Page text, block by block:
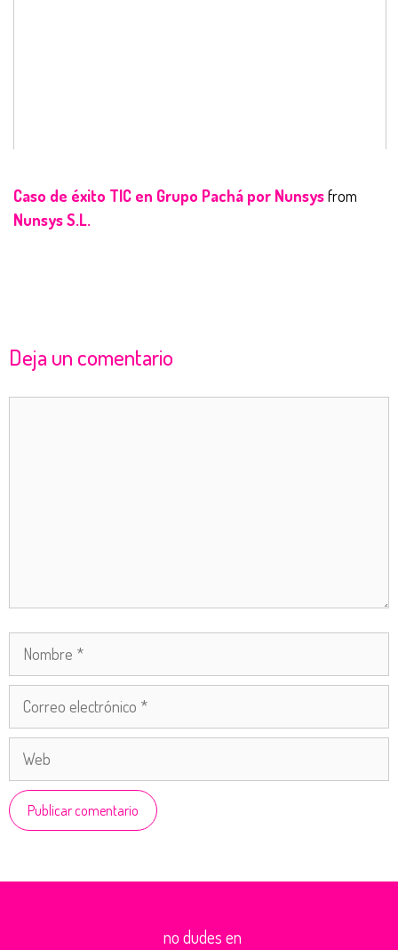
Caso de éxito TIC en Grupo Pachá por Nunsysfrom
Nunsys S.L.
Deja un comentario
Comentario
Nombre
Correo
electrónico
Web
no dudes en